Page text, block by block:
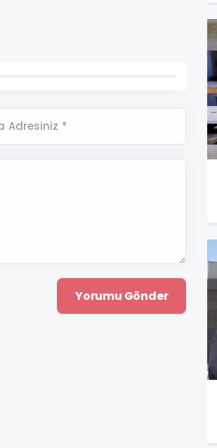
Adresiniz *